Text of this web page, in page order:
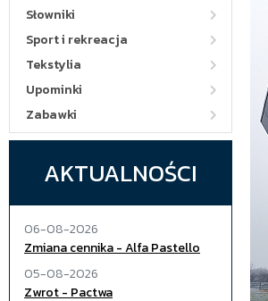
Słowniki
Sport i rekreacja
Tekstylia
Upominki
Zabawki
AKTUALNOŚCI
06-08-2026
Zmiana cennika - Alfa Pastello
05-08-2026
Zwrot - Pactwa